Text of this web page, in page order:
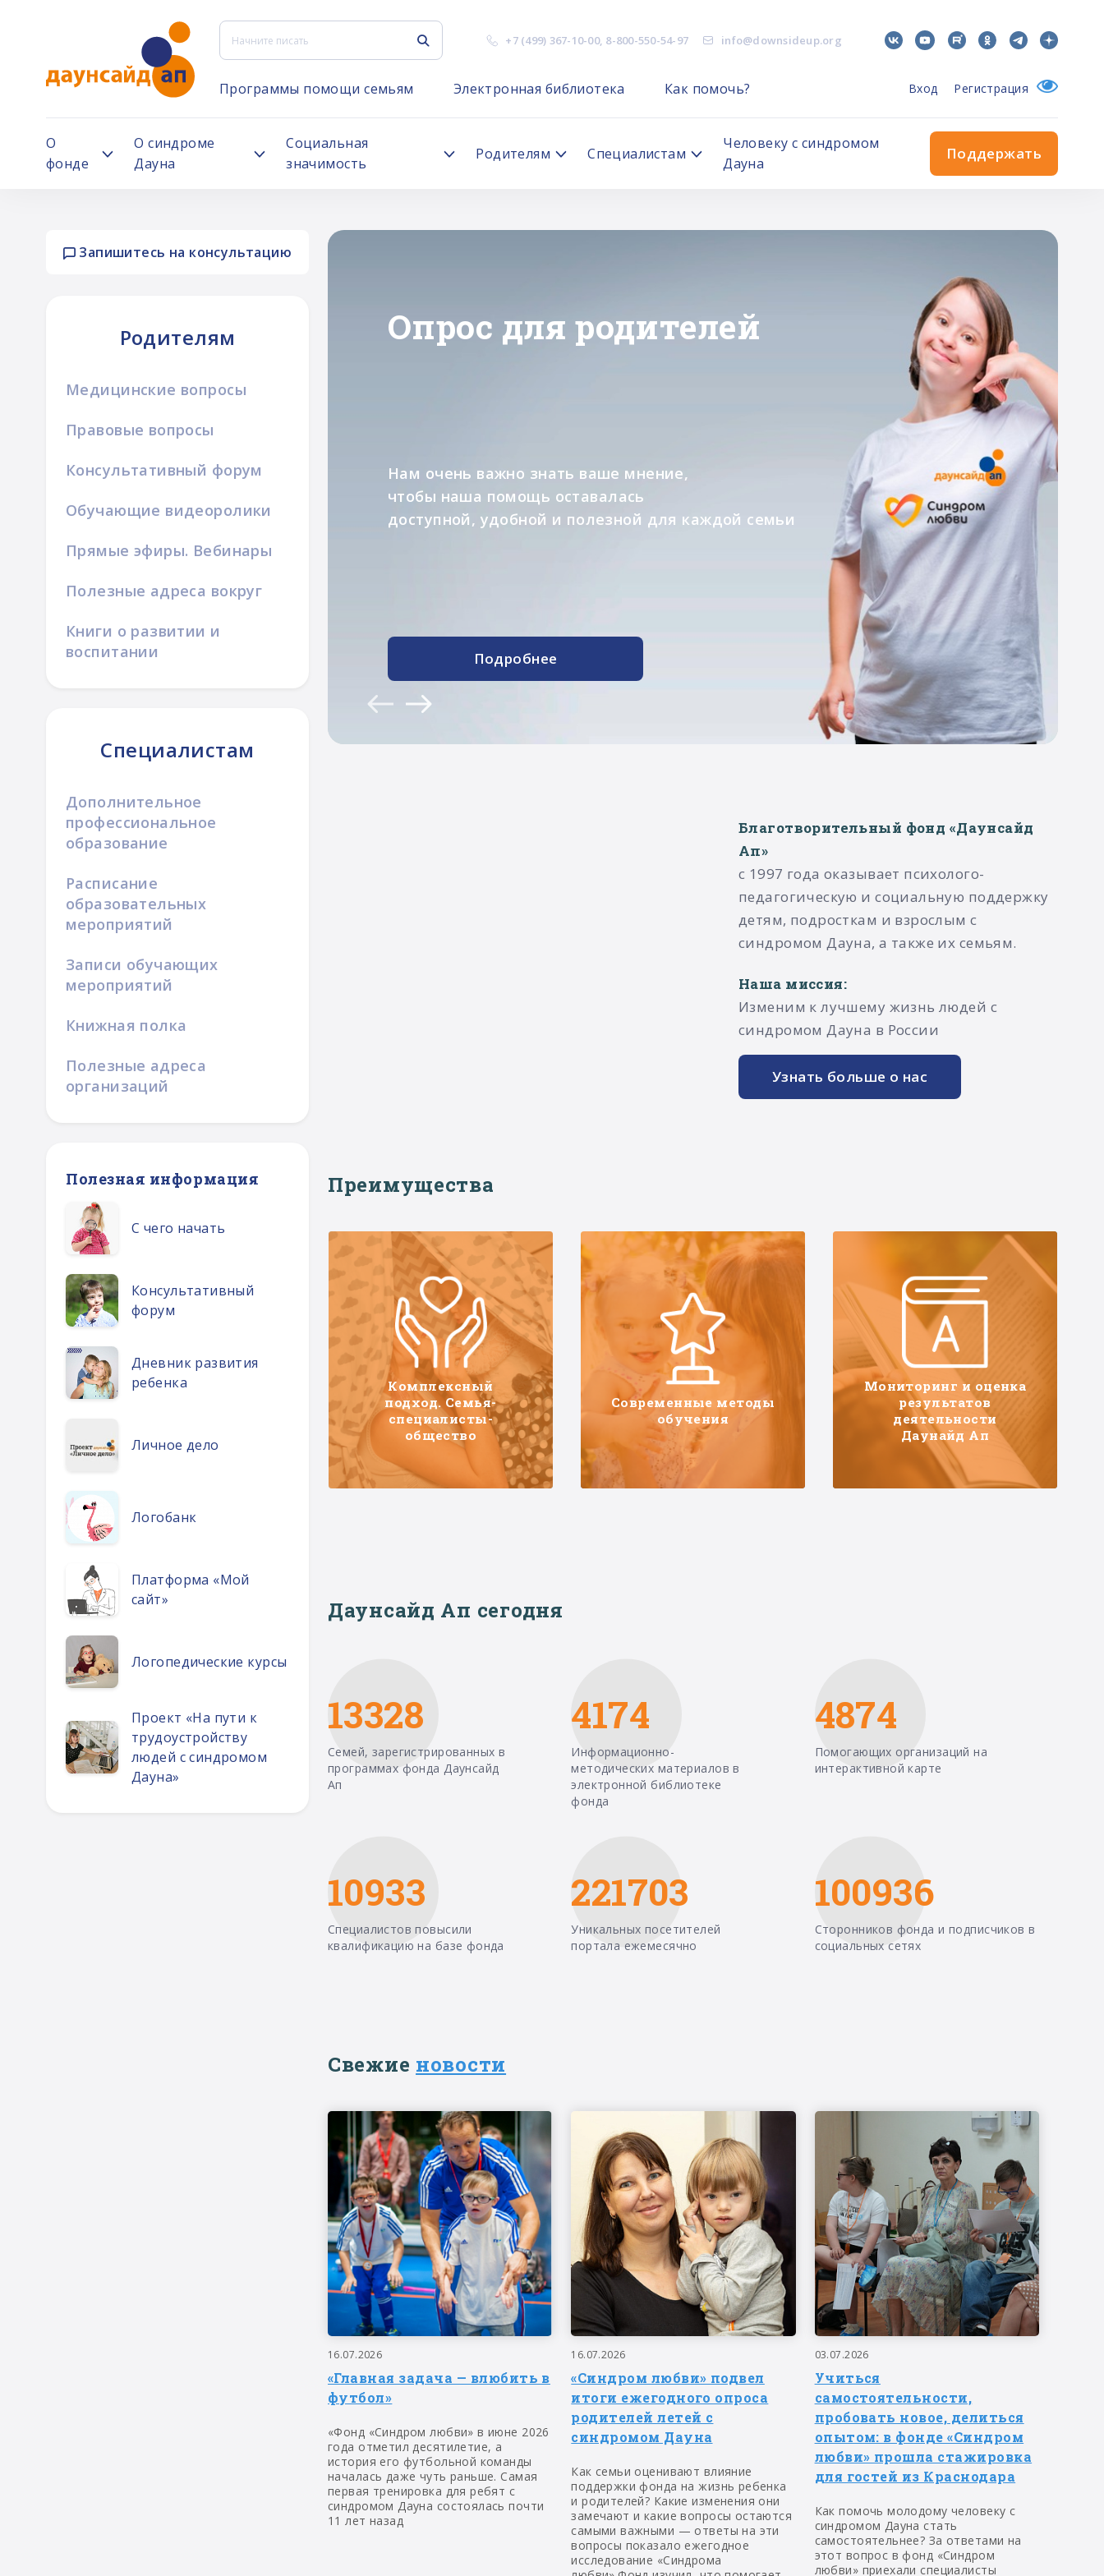
+7 (499) 367-10-00, 8-800-550-54-97 info@downsideup.org
Программы помощи семьям Электронная библиотека Как помочь? Вход Регистрация
О
фонде
О синдроме
Дауна
Социальная
значимость
Родителям Специалистам
Человеку с синдромом
Дауна
Поддержать
Запишитесь на консультацию
Родителям
Медицинские вопросы
Правовые вопросы
Консультативный форум
Обучающие видеоролики
Прямые эфиры. Вебинары
Полезные адреса вокруг
Книги о развитии и
воспитании
Специалистам
Дополнительное
профессиональное
образование
Расписание
образовательных
мероприятий
Записи обучающих
мероприятий
Книжная полка
Полезные адреса
организаций
Полезная информация
С чего начать
Консультативный
форум
Дневник развития
ребенка
Личное дело
Логобанк
Платформа «Мой
сайт»
Логопедические курсы
Проект «На пути к
трудоустройству
людей с синдромом
Дауна»
"ЛИЧНОЕ ДЕЛО"
которые участвуют в реализации программ фонда,
помогая изменять к лучшему
Подробнее
Благотворительный фонд «Даунсайд
Ап»
с 1997 года оказывает психолого-
педагогическую и социальную поддержку
детям, подросткам и взрослым с
синдромом Дауна, а также их семьям.​
Наша миссия:
Изменим к лучшему жизнь людей с
синдромом Дауна в России
Узнать больше о нас
Преимущества
Комплексный
подход. Семья-
специалисты-
общество
Современные методы
обучения
Мониторинг и оценка
результатов
деятельности
Даунайд Ап
Даунсайд Ап сегодня
13328
Семей, зарегистрированных в
программах фонда Даунсайд
Ап
4174
Информационно-
методических материалов в
электронной библиотеке
фонда
4874
Помогающих организаций на
интерактивной карте
10933
Специалистов повысили
квалификацию на базе фонда
221703
Уникальных посетителей
портала ежемесячно
100936
Сторонников фонда и подписчиков в
социальных сетях
Свежие новости
16.07.2026
«Главная задача — влюбить в
футбол»
«Фонд «Синдром любви» в июне 2026
года отметил десятилетие, а
история его футбольной команды
началась даже чуть раньше. Самая
первая тренировка для ребят с
синдромом Дауна состоялась почти
11 лет назад
16.07.2026
«Синдром любви» подвел
итоги ежегодного опроса
родителей летей с
синдромом Дауна
Как семьи оценивают влияние
поддержки фонда на жизнь ребенка
и родителей? Какие изменения они
замечают и какие вопросы остаются
самыми важными — ответы на эти
вопросы показало ежегодное
исследование «Синдрома
03.07.2026
Учиться
самостоятельности,
пробовать новое, делиться
опытом: в фонде «Синдром
любви» прошла стажировка
для гостей из Краснодара
Как помочь молодому человеку с
синдромом Дауна стать
самостоятельнее? За ответами на
этот вопрос в фонд «Синдром
любви» приехали специалисты